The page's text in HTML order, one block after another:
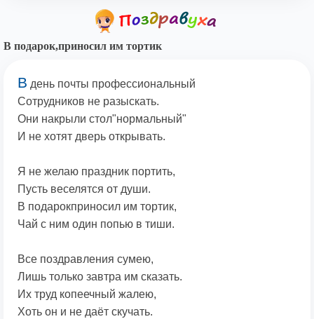
В подарок,приносил им тортик
В день почты профессиональный
Сотрудников не разыскать.
Они накрыли стол"нормальный"
И не хотят дверь открывать.
Я не желаю праздник портить,
Пусть веселятся от души.
В подарокприносил им тортик,
Чай с ним один попью в тиши.
Все поздравления сумею,
Лишь только завтра им сказать.
Их труд копеечный жалею,
Хоть он и не даёт скучать.